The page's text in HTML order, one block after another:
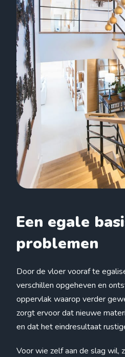
Een egale
problemen
Door de vloer vooraf te
verschillen opgeheven en
oppervlak waarop verder
zorgt ervoor dat nieuwe
en dat het eindresultaat
Voor wie zelf aan de slag wil,